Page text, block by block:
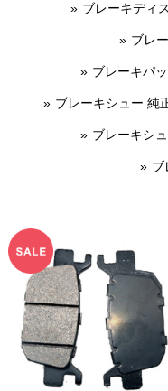
ブレーキディ
ブレ
ブレーキパ
ブレーキシュー 純
ブレーキシ
ブ